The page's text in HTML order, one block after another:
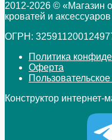
2012-2026 © «Магазин
кроватей и
ОГРН:
Политика
Оферта
Конструктор интернет-